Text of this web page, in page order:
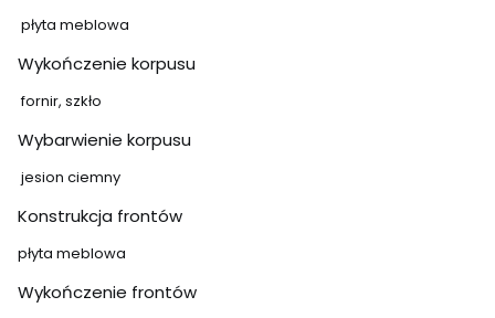
płyta meblowa
Wykończenie korpusu
fornir, szkło
Wybarwienie korpusu
jesion ciemny
Konstrukcja frontów
płyta meblowa
Wykończenie frontów